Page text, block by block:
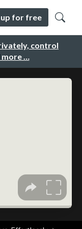
control
more …
up for free